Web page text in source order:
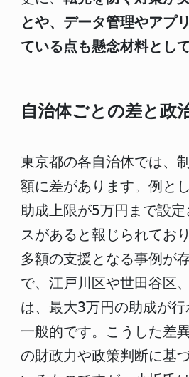
とや、データ管理やアプ
ている点も懸念材料とし
自治体ごとの差と政
東京都の各自治体では、
額に差があります。例と
助成上限が5万円まで設
スがあると報じられてお
多額の支援となる事例が
で、江戸川区や世田谷区
は、最大3万円の助成が
一般的です。こうした差
の財政力や政策判断に基